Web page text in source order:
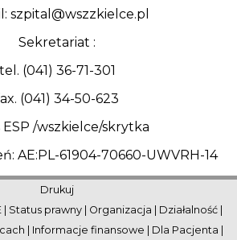
szpital@wszzkielce.pl
Sekretariat :
tel. (041) 36-71-301
(041) 34-50-623
ESP /wszkielce/skrytka
AE:PL-61904-70660-UWVRH-14
Drukuj
| Status prawny| Organizacja Działalność|
Informacje finansowe Dla Pacjenta